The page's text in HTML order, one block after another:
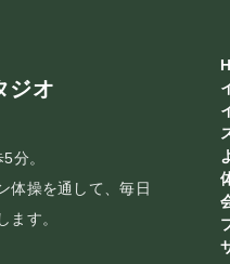
ジオ
分。
体操を通して、毎日
ます。